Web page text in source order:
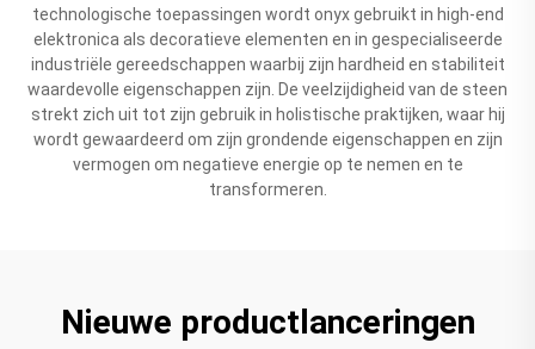
technologische toepassingen wordt onyx gebruikt in high-end
elektronica als decoratieve elementen en in gespecialiseerde
industriële gereedschappen waarbij zijn hardheid en stabiliteit
waardevolle eigenschappen zijn. De veelzijdigheid van de steen
strekt zich uit tot zijn gebruik in holistische praktijken, waar hij
wordt gewaardeerd om zijn grondende eigenschappen en zijn
vermogen om negatieve energie op te nemen en te
transformeren.
Nieuwe productlanceringen